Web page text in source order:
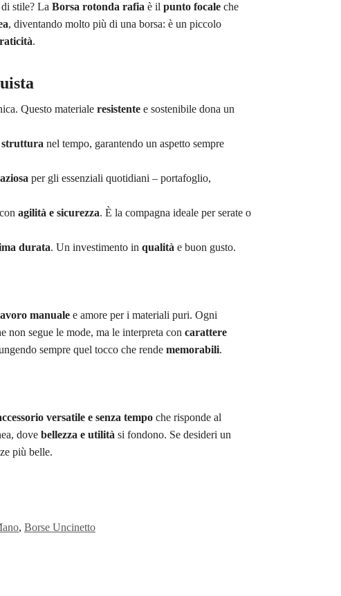
stile? La Borsa rotonda rafia è il punto focaleche
, diventando molto più di una borsa: è un piccolo
.
Questo materiale resistentee sostenibile dona un
nel tempo, garantendo un aspetto sempre
per gli essenziali quotidiani – portafoglio,
agilità e sicurezza. È la compagna ideale per serate o
durata. Un investimento in qualità e buon gusto.
manualee amore per i materiali puri. Ogni
non segue le mode, ma le interpreta con carattere
sempre quel tocco che rende memorabili.
versatile e senza tempoche risponde al
dove bellezza e utilità si fondono. Se desideri un
più belle.
, Borse Uncinetto